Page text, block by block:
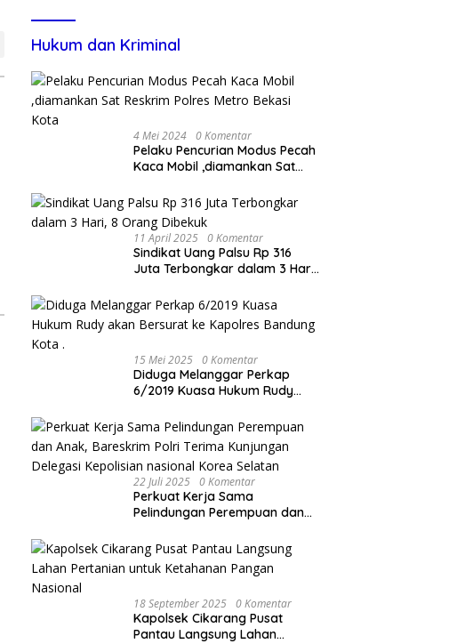
Hukum dan Kriminal
4 Mei 2024 0 Komentar
Pelaku Pencurian Modus Pecah
Kaca Mobil ,diamankan Sat
Kota
11 April 2025 0 Komentar
Sindikat Uang Palsu Rp 316
Juta Terbongkar dalam 3 Hari,
15 Mei 2025 0 Komentar
Diduga Melanggar Perkap
6/2019 Kuasa Hukum Rudy
Bandung Kota .
22 Juli 2025 0 Komentar
Perkuat Kerja Sama
Pelindungan Perempuan dan
Kunjungan Delegasi Kepolisian
nasional Korea Selatan
18 September 2025 0 Komentar
Kapolsek Cikarang Pusat
Pantau Langsung Lahan